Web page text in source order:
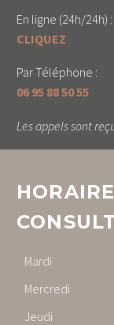
En ligne (24h/24h) :
CLIQUEZ
Par Téléphone :
06 95 88 50 55
Les appels sont
Mardi
Mercredi
Jeudi